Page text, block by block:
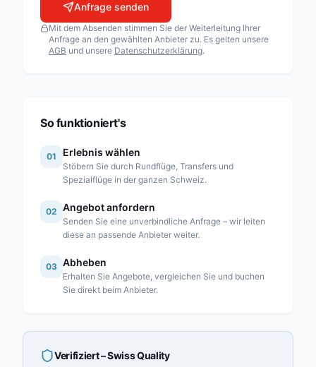
Airport Helicopter AHB AG
Fuchs Helikopter AG
Heli Sitterdorf AG / Heli Academy
Heli-TV SA
Linth Air Service AG
Mountain Flyers 80 Ltd
Partn’Air Management SA
Rose Helicopter AG
Simplon Air GmbH
Swiss Helicopter AG
Anfrage senden
Mit dem Absenden stimmen Sie der Weiterleitung Ihrer
Anfrage an den gewählten Anbieter zu. Es gelten unsere
AGB und unsere Datenschutzerklärung.
So funktioniert's
01 Erlebnis wählen
Stöbern Sie durch Rundflüge, Transfers und
Spezialflüge in der ganzen Schweiz.
02 Angebot anfordern
Senden Sie eine unverbindliche Anfrage – wir leiten
diese an passende Anbieter weiter.
03 Abheben
Erhalten Sie Angebote, vergleichen Sie und buchen
Sie direkt beim Anbieter.
Verifiziert– Swiss Quality